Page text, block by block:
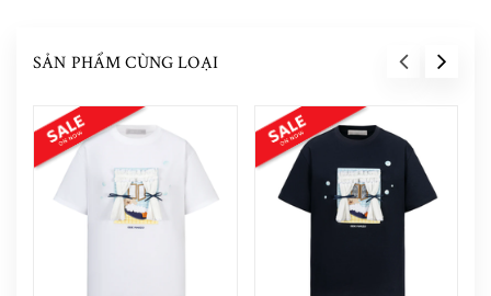
SẢN PHẨM CÙNG LOẠI